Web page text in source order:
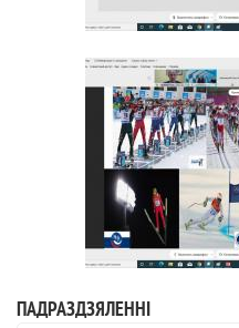
ПАДРАЗДЗЯЛЕННI